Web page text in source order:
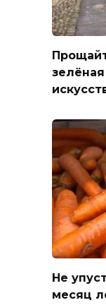
Не
месяц